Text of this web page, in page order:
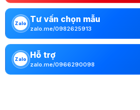
Zalo Tư vấn chọn mẫu
zalo.me/0982625913
Zalo Hỗ trợ
zalo.me/0966290098